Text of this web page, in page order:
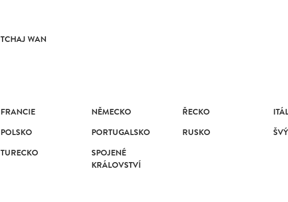
TCHAJ WAN
FRANCIE
POLSKO
TURECKO
NĚMECKO
PORTUGALSKO
SPOJENÉ
KRÁLOVSTVÍ
ŘECKO
RUSKO